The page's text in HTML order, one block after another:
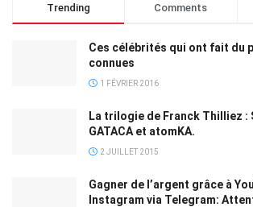
Trending Comments
Ces célébrités qui ont fait du
connues
1 FÉVRIER 2016
La trilogie de Franck Thilliez :
GATACA et atomKA.
2 JUILLET 2015
Gagner de l’argent grâce à
Instagram via Telegram: